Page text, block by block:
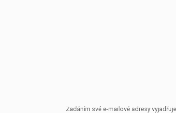
Zadáním své e-mailové adresy